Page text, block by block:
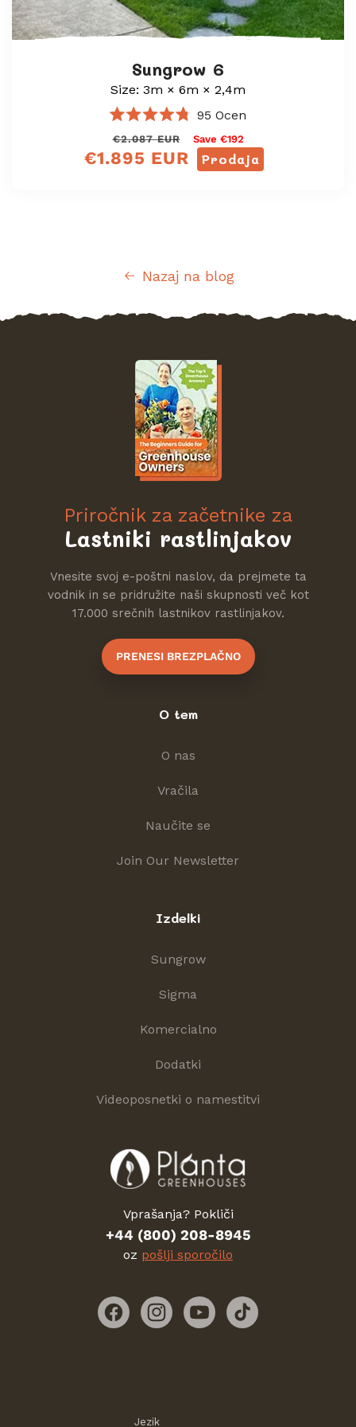
Sungrow 6
Size: 3m × 6m × 2,4m
z
4.8
od
95 Ocen
Redna
cena
€2.087 EUR Save €192
Prodaja
Prodajna
cena
€1.895 EUR
Nazaj na blog
Priročnik za začetnike za
Lastniki rastlinjakov
Vnesite svoj e-poštni naslov, da prejmete ta
vodnik in se pridružite naši skupnosti več kot
17.000 srečnih lastnikov rastlinjakov.
PRENESI BREZPLAČNO
O tem
O nas
Vračila
Naučite se
Join Our Newsletter
Izdelki
Sungrow
Sigma
Komercialno
Dodatki
Videoposnetki o namestitvi
Vprašanja? Pokliči
+44 (800) 208-8945
oz pošlji sporočilo
FacebookInstagramYouTubeTikTok
Jezik